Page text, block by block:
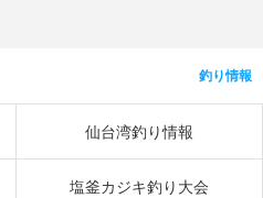
インスタグラム
釣り情報
仙台湾釣り情報
塩釜カジキ釣り大会